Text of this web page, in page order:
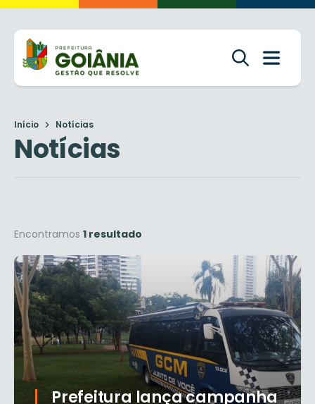
Início Notícias
Notícias
Encontramos 1 resultado
Prefeitura lança campanha